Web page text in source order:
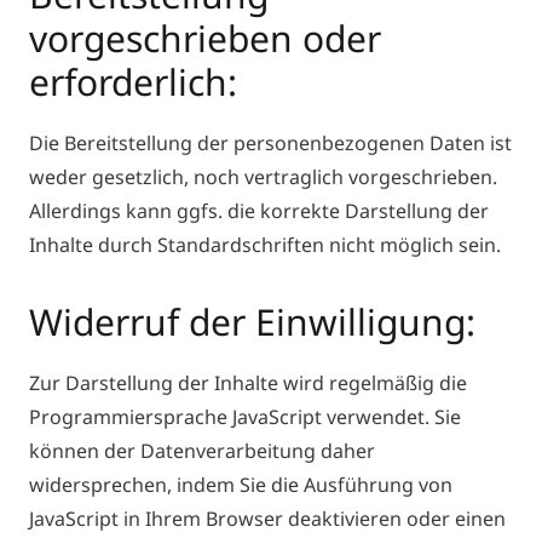
vorgeschrieben oder
erforderlich:
Die Bereitstellung der personenbezogenen Daten ist
weder gesetzlich, noch vertraglich vorgeschrieben.
Allerdings kann ggfs. die korrekte Darstellung der
Inhalte durch Standardschriften nicht möglich sein.
Widerruf der Einwilligung:
Zur Darstellung der Inhalte wird regelmäßig die
Programmiersprache JavaScript verwendet. Sie
können der Datenverarbeitung daher
widersprechen, indem Sie die Ausführung von
JavaScript in Ihrem Browser deaktivieren oder einen